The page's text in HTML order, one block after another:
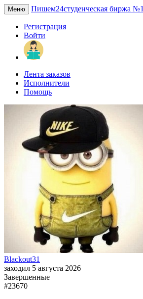
Меню Пишем24студенческая биржа №1
Регистрация
Войти
Лента заказов
Исполнители
Помощь
Blackout31
заходил 5 августа 2026
Завершенные
#23670